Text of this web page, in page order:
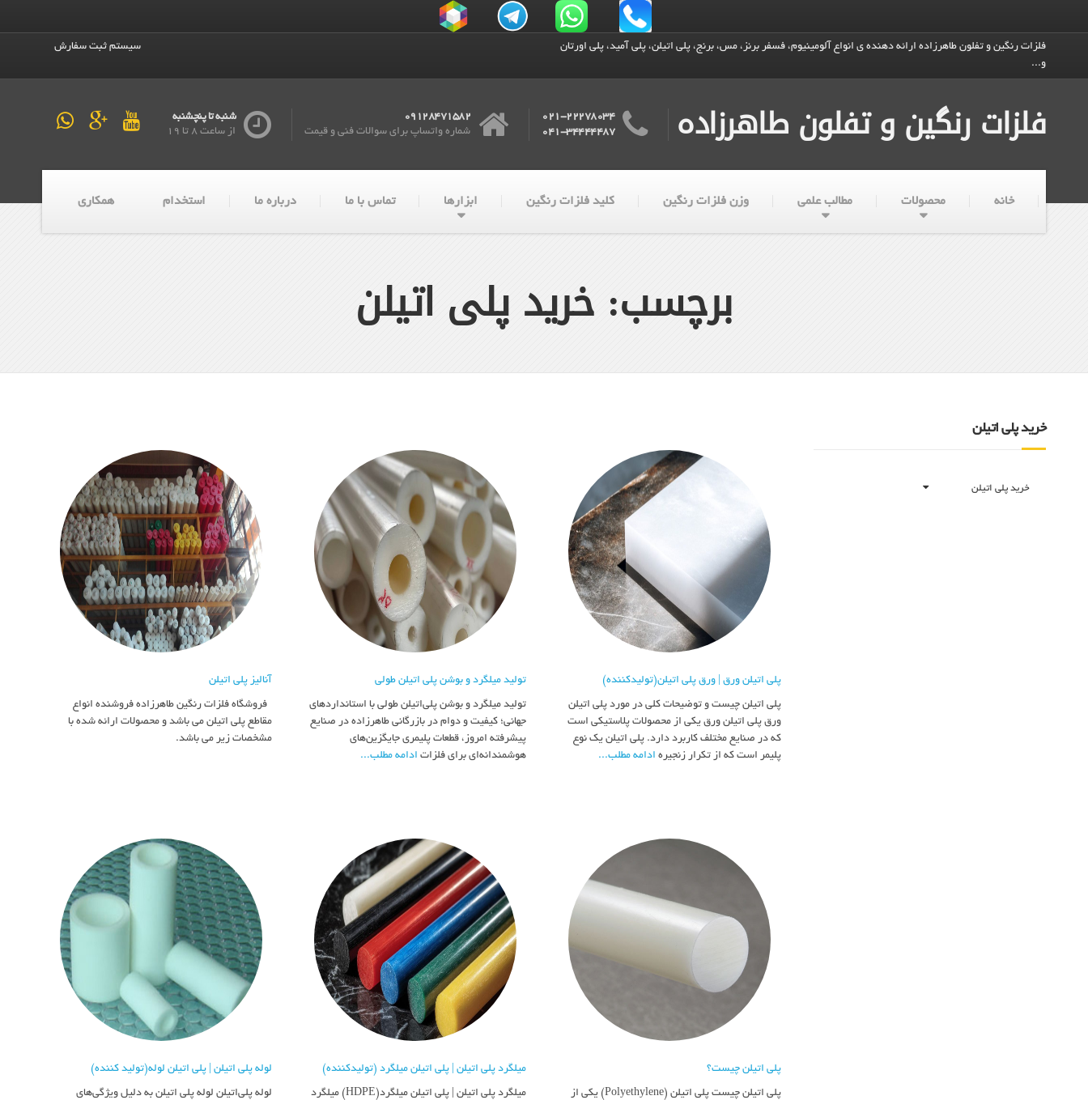
فلزات رنگین و تفلون طاهرزاده ارائه دهنده ی انواع آلومینیوم، فسفر برنز، مس، برنج، پلی اتیلن، پلی آمید، پلی اورتان
و...
سیستم ثبت سفارش
فلزات رنگین و تفلون طاهرزاده
021-22278034
041-34444487
09128471582
شماره واتساپ برای سوالات فنی و قیمت
شنبه تا پنچشنبه
از ساعت 8 تا 19
خانه محصولات مطالب علمی وزن فلزات رنگین کلید فلزات رنگین ابزارها تماس با ما درباره ما استخدام همکاری
برچسب: خرید پلی اتیلن
پلی اتیلن ورق | ورق پلی اتیلن(تولیدکننده)
پلی اتیلن چیست و توضیحات کلی در مورد پلی اتیلن
ورق پلی اتیلن ورق یکی از محصولات پلاستیکی است
که در صنایع مختلف کاربرد دارد. پلی اتیلن یک نوع
پلیمر است که از تکرار زنجیره ادامه مطلب...
تولید میلگرد و بوشن پلی اتیلن طولی
تولید میلگرد و بوشن پلی‌اتیلن طولی با استانداردهای
جهانی؛ کیفیت و دوام در بازرگانی طاهرزاده در صنایع
پیشرفته امروز، قطعات پلیمری جایگزین‌های
هوشمندانه‌ای برای فلزات ادامه مطلب...
آنالیز پلی اتیلن
فروشگاه فلزات رنگین طاهرزاده فروشنده انواع
مقاطع پلی اتیلن می باشد و محصولات ارائه شده با
مشخصات زیر می باشد.
پلی اتیلن چیست؟
پلی اتیلن چیست پلی اتیلن (Polyethylene) یکی از
میلگرد پلی اتیلن | پلی اتیلن میلگرد (تولیدکننده)
میلگرد پلی اتیلن | پلی اتیلن میلگرد(HDPE) میلگرد
لوله پلی اتیلن | پلی اتیلن لوله(تولید کننده)
لوله پلی‌اتیلن لوله پلی اتیلن به دلیل ویژگی‌های
خرید پلی اتیلن
خرید پلی اتیلن